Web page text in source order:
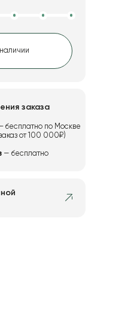
заказа
бесплатно по Москве
от 100 000₽)
— бесплатно